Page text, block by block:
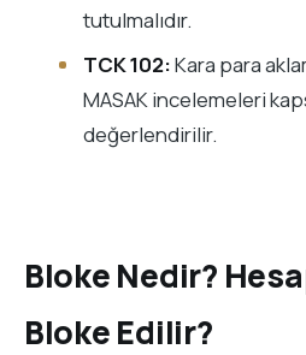
tutulmalıdır.
TCK 102:Kara para
MASAK incelemeleri
değerlendirilir.
Bloke Nedir?
Bloke Edilir?